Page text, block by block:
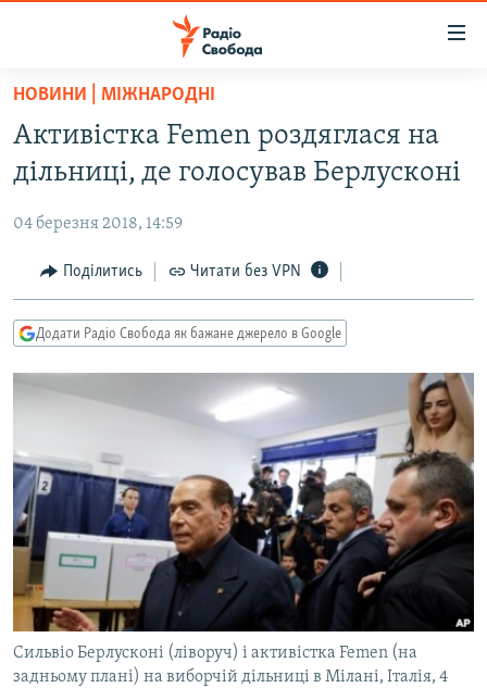
Перейти
основного
матеріалу
до
навігації
Перейти
до
ПОЛІТИКА
ЕКОНОМІКА
КУЛЬТУРА
СВІТ
ВІЙНА
РОСІЙСЬКА «ФІЛЬТРАЦІЯ»
КРИМ.РЕАЛІЇ
ПРИАЗОВ’Я
КИТАЙ.ВИКЛИКИ
МУЛЬТИМЕДІА
ФОТО
СПЕЦПРОЄКТИ
ПОДКАСТИ
НОВИНИ | МІЖНАРОДНІ
Активістка Femen роздяглася на
дільниці, де голосував Берлусконі
04 березня 2018, 14:59
Поділитись Читати без VPN
Додати Радіо Свобода як бажане джерело в Google
Сильвіо Берлусконі (ліворуч) і активістка Femen (на
задньому плані) на виборчій дільниці в Мілані, Італія, 4